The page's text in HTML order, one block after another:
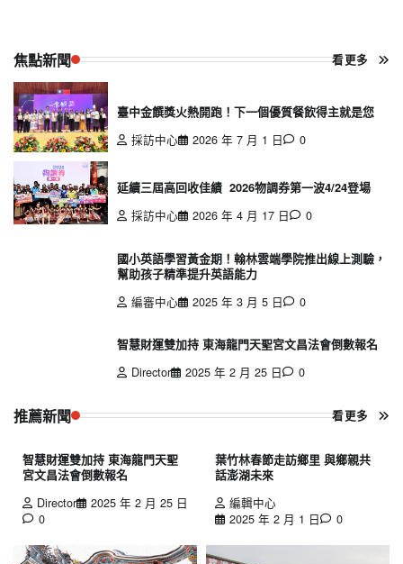
焦點新聞 看更多
臺中金饌獎火熱開跑！下一個優質餐飲得主就是您
採訪中心
2026 年 7 月 1 日 0
延續三屆高回收佳績 2026物調券第一波4/24登場
採訪中心
2026 年 4 月 17 日 0
國小英語學習黃金期！翰林雲端學院推出線上測驗，
幫助孩子精準提升英語能力
編審中心
2025 年 3 月 5 日 0
智慧財運雙加持 東海龍門天聖宮文昌法會倒數報名
Director
2025 年 2 月 25 日 0
推薦新聞 看更多
智慧財運雙加持 東海龍門天聖
宮文昌法會倒數報名
Director
2025 年 2 月 25 日
0
葉竹林春節走訪鄉里 與鄉親共
話澎湖未來
編輯中心
2025 年 2 月 1 日
0